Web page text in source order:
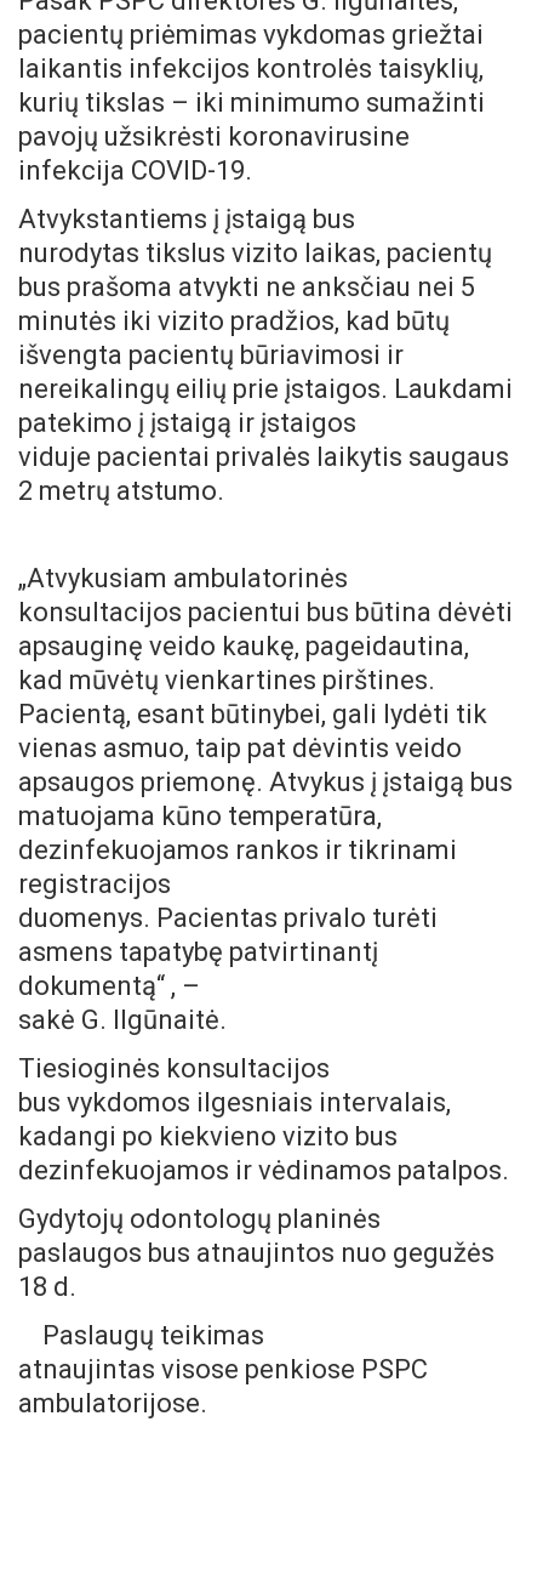
pacientų priėmimas vykdomas griežtai
laikantis infekcijos kontrolės taisyklių,
kurių tikslas – iki minimumo sumažinti
pavojų užsikrėsti koronavirusine
infekcija COVID-19.
Atvykstantiems į įstaigą bus
nurodytas tikslus vizito laikas, pacientų
bus prašoma atvykti ne anksčiau nei 5
minutės iki vizito pradžios, kad būtų
išvengta pacientų būriavimosi ir
nereikalingų eilių prie įstaigos. Laukdami
patekimo į įstaigą ir įstaigos
viduje pacientai privalės laikytis saugaus
2 metrų atstumo.
„Atvykusiam ambulatorinės
konsultacijos pacientui bus būtina dėvėti
apsauginę veido kaukę, pageidautina,
kad mūvėtų vienkartines pirštines.
Pacientą, esant būtinybei, gali lydėti tik
vienas asmuo, taip pat dėvintis veido
apsaugos priemonę. Atvykus į įstaigą bus
matuojama kūno temperatūra,
dezinfekuojamos rankos ir tikrinami
registracijos
duomenys. Pacientas privalo turėti
asmens tapatybę patvirtinantį
dokumentą“ , –
sakė G. Ilgūnaitė.
Tiesioginės konsultacijos
bus vykdomos ilgesniais intervalais,
kadangi po kiekvieno vizito bus
dezinfekuojamos ir vėdinamos patalpos.
Gydytojų odontologų planinės
paslaugos bus atnaujintos nuo gegužės
18 d.
Paslaugų teikimas
atnaujintas visose penkiose PSPC
ambulatorijose.